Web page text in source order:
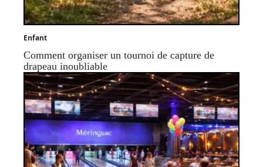
Enfant
Comment organiser un tournoi de capture de
drapeau inoubliable